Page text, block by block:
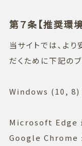
第７条【推奨環境
当サイトでは、よ
だくために下記の
Windows (10, 8)
Microsoft Edge
Google Chrome